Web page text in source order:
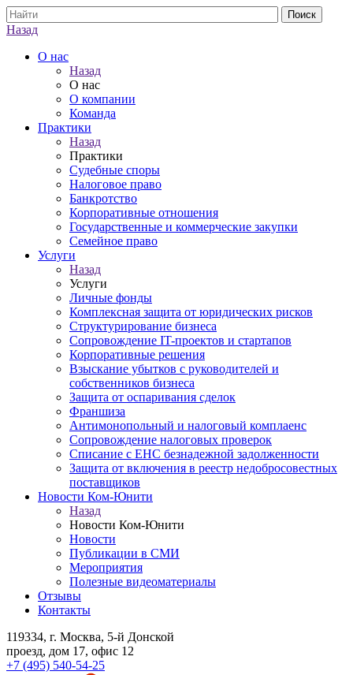
Назад
О нас
Назад
О нас
О компании
Команда
Практики
Назад
Практики
Судебные споры
Налоговое право
Банкротство
Корпоративные отношения
Государственные и коммерческие закупки
Семейное право
Услуги
Назад
Услуги
Личные фонды
Комплексная защита от юридических рисков
Структурирование бизнеса
Сопровождение IT-проектов и стартапов
Корпоративные решения
Взыскание убытков с руководителей и
собственников бизнеса
Защита от оспаривания сделок
Франшиза
Антимонопольный и налоговый комплаенс
Сопровождение налоговых проверок
Списание с ЕНС безнадежной задолженности
Защита от включения в реестр недобросовестных
поставщиков
Новости Ком-Юнити
Назад
Новости Ком-Юнити
Новости
Публикации в СМИ
Мероприятия
Полезные видеоматериалы
Отзывы
Контакты
119334, г. Москва, 5-й Донской
проезд, дом 17, офис 12
+7 (495) 540-54-25